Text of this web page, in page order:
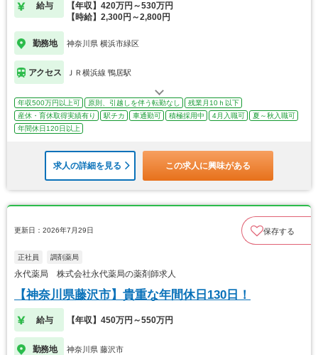
給与
【年収】420万円～530万円
【時給】2,300円～2,800円
勤務地 神奈川県 横浜市緑区
アクセス ＪＲ横浜線 鴨居駅
年収500万円以上可 原則、引越しを伴う転勤なし
残業月10ｈ以下
産休・育休取得実績有り
駅チカ 車通勤可 積極採用中 4月入職可
夏～秋入職可
年間休日120日以上
求人の詳細を見る この求人に興味がある
更新日：2026年7月29日 保存する
正社員 調剤薬局
永代薬局 株式会社永代薬局の薬剤師求人
【神奈川県藤沢市】貴重な年間休日130日！
給与 【年収】450万円～550万円
勤務地 神奈川県 藤沢市